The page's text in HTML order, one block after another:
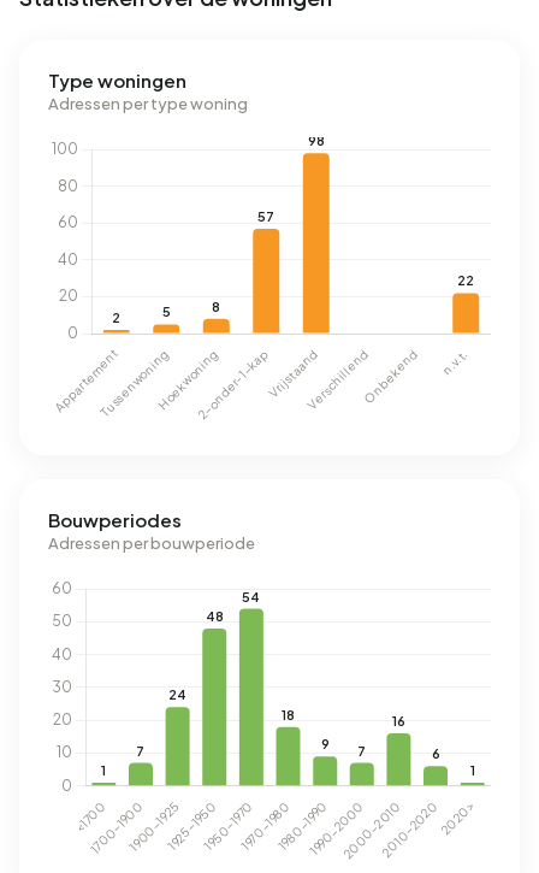
Type woningen
Adressen per type woning
Bouwperiodes
Adressen per bouwperiode